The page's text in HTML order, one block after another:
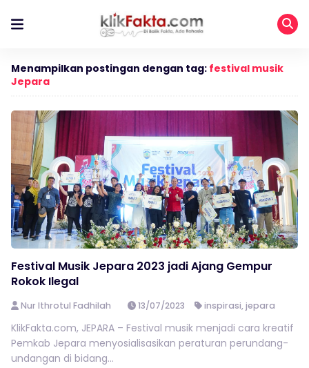
Menampilkan postingan dengan tag: festival musik
Jepara
Festival Musik Jepara 2023 jadi Ajang Gempur
Rokok Ilegal
Nur Ithrotul Fadhilah 13/07/2023 inspirasi,jepara
KlikFakta.com, JEPARA – Festival musik menjadi cara kreatif
Pemkab Jepara menyosialisasikan peraturan perundang-
undangan di bidang...